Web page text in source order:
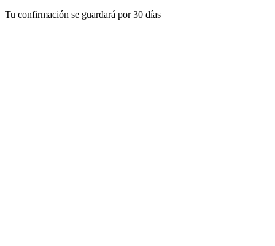
Tu confirmación se guardará por 30 días